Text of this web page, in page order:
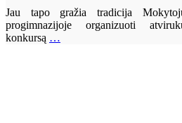
Jau tapo gražia tradicija
progimnazijoje organizuoti
konkursą …